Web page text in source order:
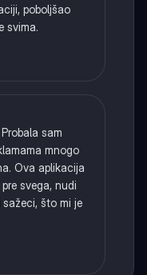
poboljšao
svima.
sam
mnogo
Ova aplikacija
svega, nudi
što mi je